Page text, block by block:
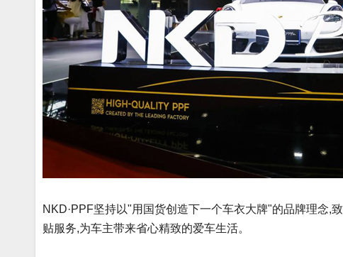
NKD·PPF坚持以"用国货创造下一个车衣大牌"的品牌理念,
贴服务,为车主带来省心精致的爱车生活。